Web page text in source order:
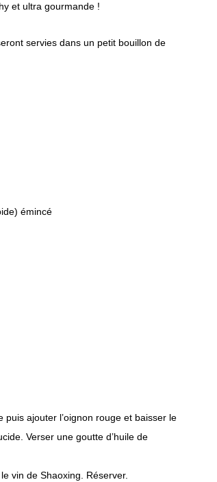
et ultra gourmande !
servies dans un petit bouillon de
émincé
ajouter l’oignon rouge et baisser le
Verser une goutte d’huile de
vin de Shaoxing. Réserver.